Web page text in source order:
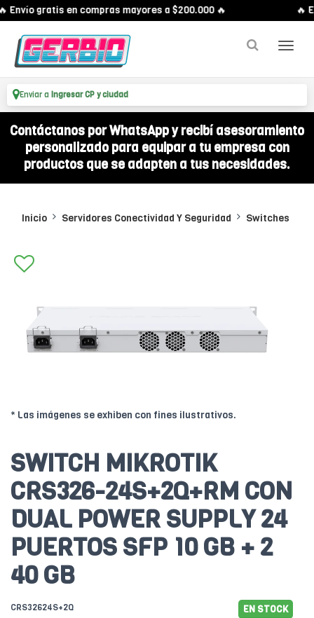
Envío gratis en compras mayores a $200.000 🔥 🔥
Enviar a Ingresar CP y ciudad
Contáctanos por WhatsApp y recibí asesoramiento
personalizado para equipar a tu empresa con
productos que se adapten a tus necesidades.
Inicio Servidores Conectividad Y Seguridad Switches
* Las imágenes se exhiben con fines ilustrativos.
SWITCH MIKROTIK
CRS326-24S+2Q+RM CON
DUAL POWER SUPPLY 24
PUERTOS SFP 10 GB + 2
40 GB
CRS32624S+2Q EN STOCK